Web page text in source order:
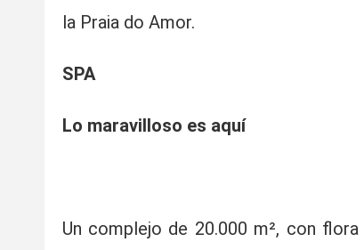
la Praia do Amor.
SPA
Lo maravilloso es aquí
Un complejo de 20.000 m², con